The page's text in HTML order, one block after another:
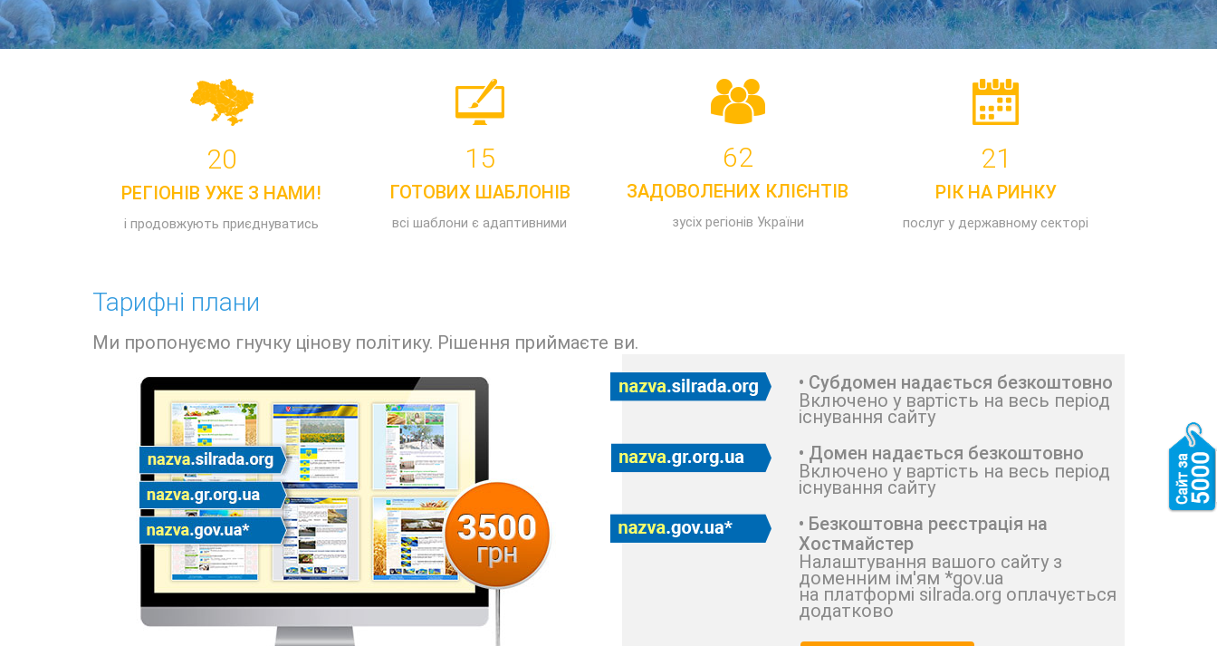
20
РЕГІОНІВ УЖЕ З НАМИ!
і продовжують приєднуватись
15
ГОТОВИХ ШАБЛОНІВ
всі шаблони є адаптивними
62
ЗАДОВОЛЕНИХ КЛІЄНТІВ
зусіх регіонів України
21
РІК НА РИНКУ
послуг у державному секторі
Тарифні плани
Ми пропонуємо гнучку цінову політику. Рішення приймаєте ви.
• Субдомен надається безкоштовно
Включено у вартість на весь період
існування сайту
• Домен надається безкоштовно
Включено у вартість на весь період
існування сайту
• Безкоштовна реєстрація на
Хостмайстер
Налаштування вашого сайту з
доменним ім'ям *gov.ua
на платформі silrada.org оплачується
додатково